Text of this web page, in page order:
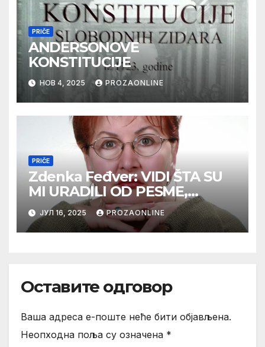
PRIČE
ANDERSONOVE
KONSTITUCIJE
НОВ 4, 2025 PROZAONLINE
PRIČE
Zdenka Feđver: VIDI ŠTA SU
MI URADILI OD PESME,
MAMA*
ЈУЛ 16, 2025 PROZAONLINE
Оставите одговор
Ваша адреса е-поште неће бити објављена.
Неопходна поља су означена *